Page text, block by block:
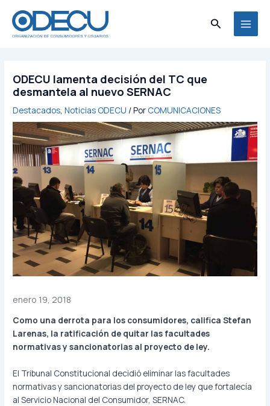
contenido
Buscar
ODECU lamenta decisión del TC que
desmantela al nuevo SERNAC
Destacados,Noticias ODECU / Por COMUNICACIONES
enero 19, 2018
Como una derrota para los consumidores, califica Stefan
Larenas, la ratificación de quitar las facultades
normativas y sancionatorias al proyecto de ley.
El Tribunal Constitucional decidió eliminar las facultades
normativas y sancionatorias del proyecto de ley que fortalecía
al Servicio Nacional del Consumidor, SERNAC.